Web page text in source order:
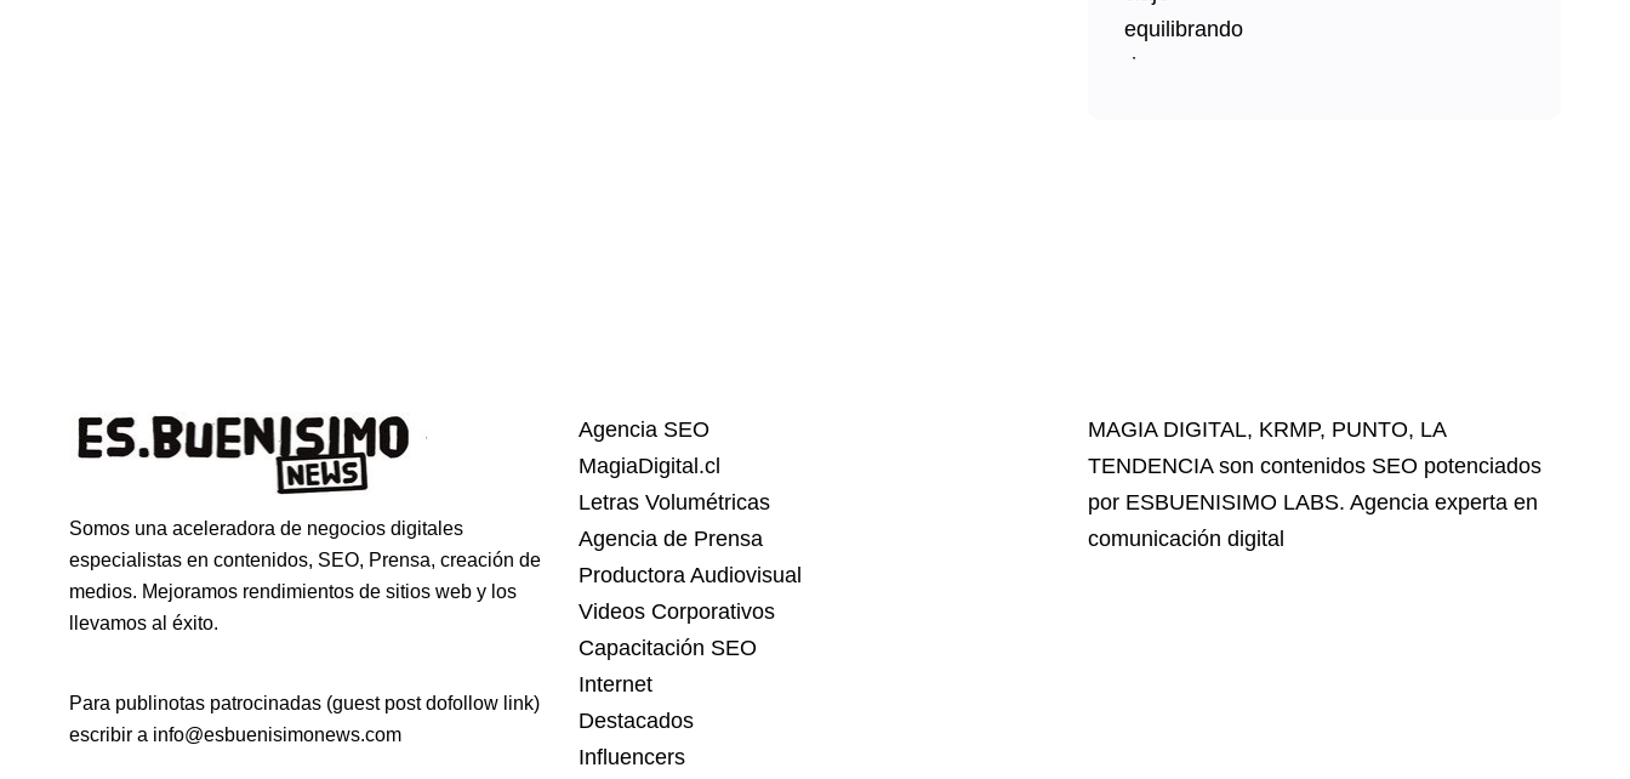
Somos una aceleradora de negocios digitales
especialistas en contenidos, SEO, Prensa, creación de
medios. Mejoramos rendimientos de sitios web y los
llevamos al éxito.
Para publinotas patrocinadas (guest post dofollow link)
escribir a info@esbuenisimonews.com
Agencia SEO
MagiaDigital.cl
Letras Volumétricas
Agencia de Prensa
Productora Audiovisual
Videos Corporativos
Capacitación SEO
Internet
Destacados
Influencers
MAGIA DIGITAL, KRMP, PUNTO, LA
TENDENCIAson contenidos SEO potenciados
por ESBUENISIMO LABS. Agencia experta en
comunicación digital